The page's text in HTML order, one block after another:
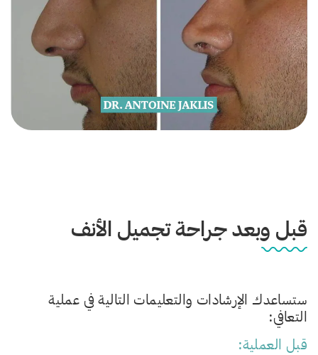
قبل وبعد جراحة تجميل الأنف
ستساعدك الإرشادات والتعليمات التالية في عملية
التعافي:
قبل العملية: